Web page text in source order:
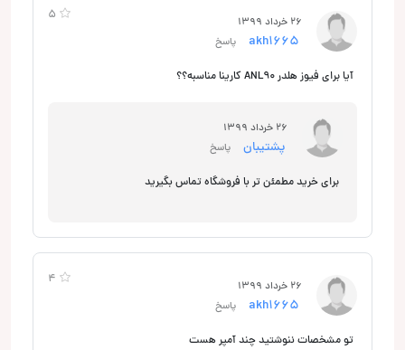
5 26 خرداد 1399
پاسخ
آیا برای فیوز هلدر ANL90 کارینا مناسبه؟؟
26 خرداد 1399
پشتیبان پاسخ
برای خرید مطمئن تر با فروشگاه تماس بگیرید
4 26 خرداد 1399
پاسخ
تو مشخصات ننوشتید چند آمپر هست